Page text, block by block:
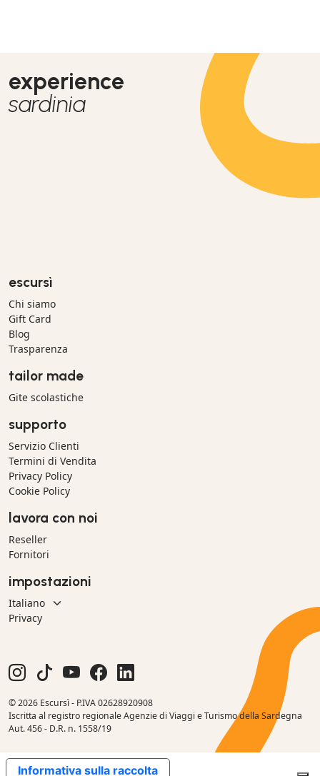
experience
sardinia
escursì
Chi siamo
Gift Card
Blog
Trasparenza
tailor made
Gite scolastiche
supporto
Servizio Clienti
Termini di Vendita
Privacy Policy
Cookie Policy
lavora con noi
Reseller
Fornitori
impostazioni
Privacy
© 2026 Escursì - P.IVA 02628920908
Iscritta al registro regionale Agenzie di Viaggi e Turismo della Sardegna
Aut. 456 - D.R. n. 1558/19
Informativa sulla raccolta